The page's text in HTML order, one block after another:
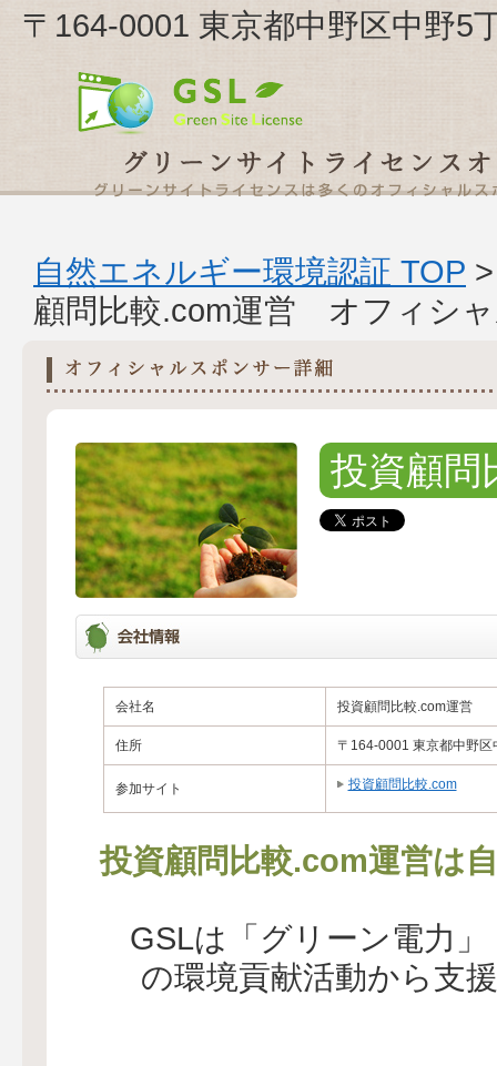
〒164-0001 東京都中野区中野5
自然エネルギー環境認証 TOP
顧問比較.com運営 オフィシ
投資顧問
会社名 投資顧問比較.com運営
住所 〒164-0001 東京都中野区
参加サイト 投資顧問比較.com
投資顧問比較.com運営は
GSLは「グリーン電力
の環境貢献活動から支